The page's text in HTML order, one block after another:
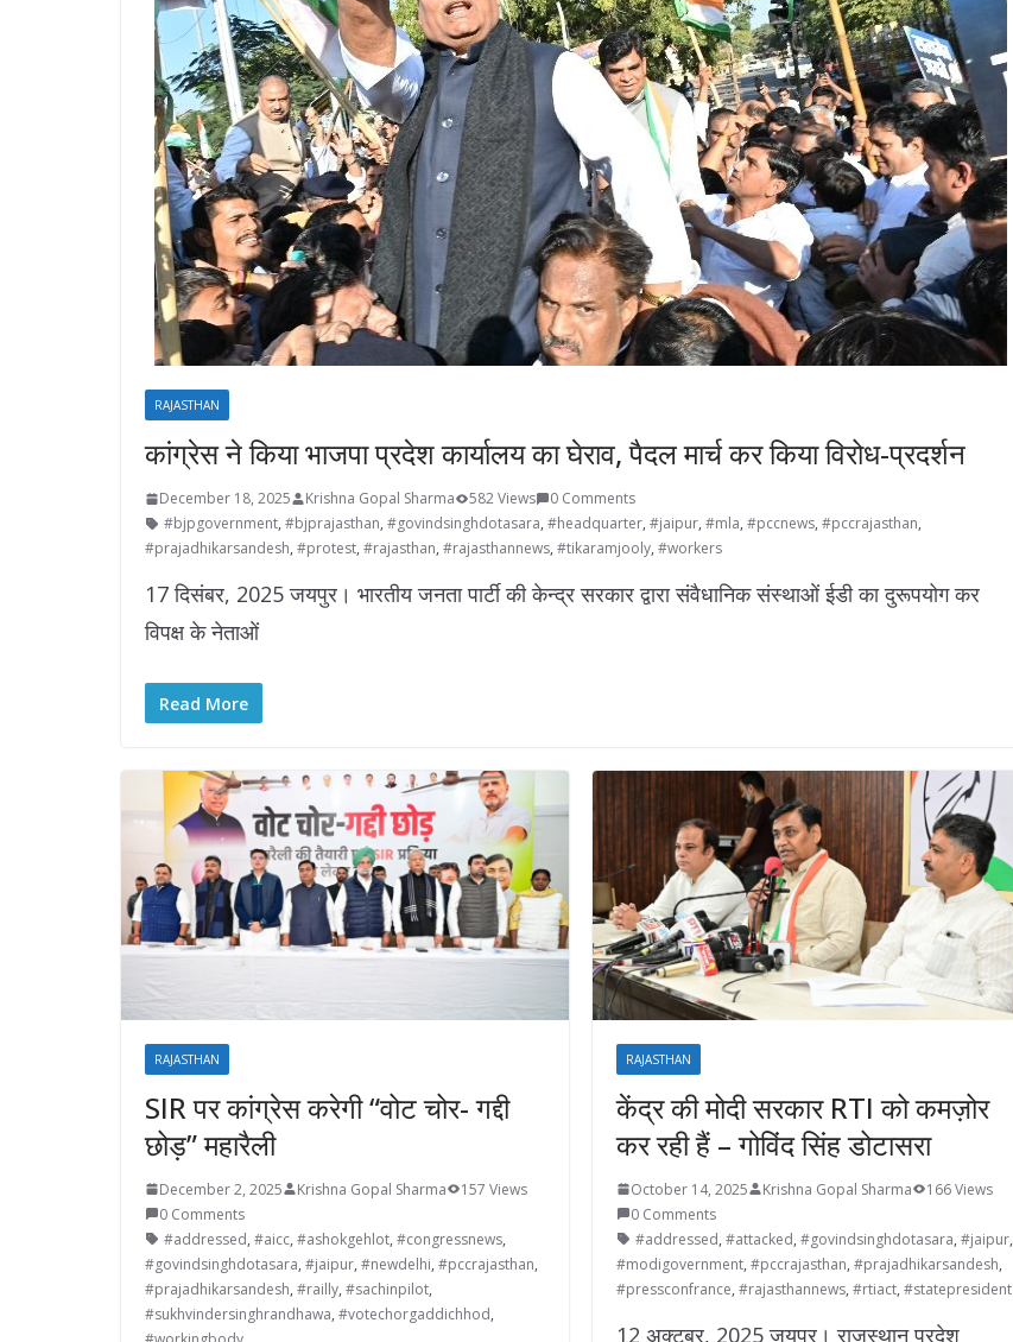
RAJASTHAN
कांग्रेस ने किया भाजपा प्रदेश कार्यालय का घेराव, पैदल मार्च कर किया विरोध-प्रदर्शन
December 18, 2025 Krishna Gopal Sharma 582 Views
0 Comments
#bjpgovernment, #bjprajasthan, #govindsinghdotasara, #headquarter, #jaipur, #mla, #pccnews, #pccrajasthan,
#prajadhikarsandesh, #protest, #rajasthan, #rajasthannews, #tikaramjooly, #workers
17 दिसंबर, 2025 जयपुर। भारतीय जनता पार्टी की केन्द्र सरकार द्वारा संवैधानिक संस्थाओं ईडी का दुरूपयोग कर
विपक्ष के नेताओं
Read More
RAJASTHAN
SIR पर कांग्रेस करेगी “वोट चोर- गद्दी
छोड़” महारैली
December 2, 2025 Krishna Gopal Sharma
157 Views
0 Comments
#addressed, #aicc, #ashokgehlot, #congressnews,
#govindsinghdotasara, #jaipur, #newdelhi, #pccrajasthan,
#prajadhikarsandesh, #railly, #sachinpilot,
#sukhvindersinghrandhawa, #votechorgaddichhod,
RAJASTHAN
केंद्र की मोदी सरकार RTI को कमज़ोर
कर रही हैं – गोविंद सिंह डोटासरा
October 14, 2025 Krishna Gopal Sharma
166 Views
0 Comments
#addressed,#attacked,#govindsinghdotasara,#jaipur,
#modigovernment,#pccrajasthan,#prajadhikarsandesh,
#pressconfrance,#rajasthannews,#rtiact,#statepresident
12 अक्टूबर, 2025 जयपुर। राजस्थान प्रदेश